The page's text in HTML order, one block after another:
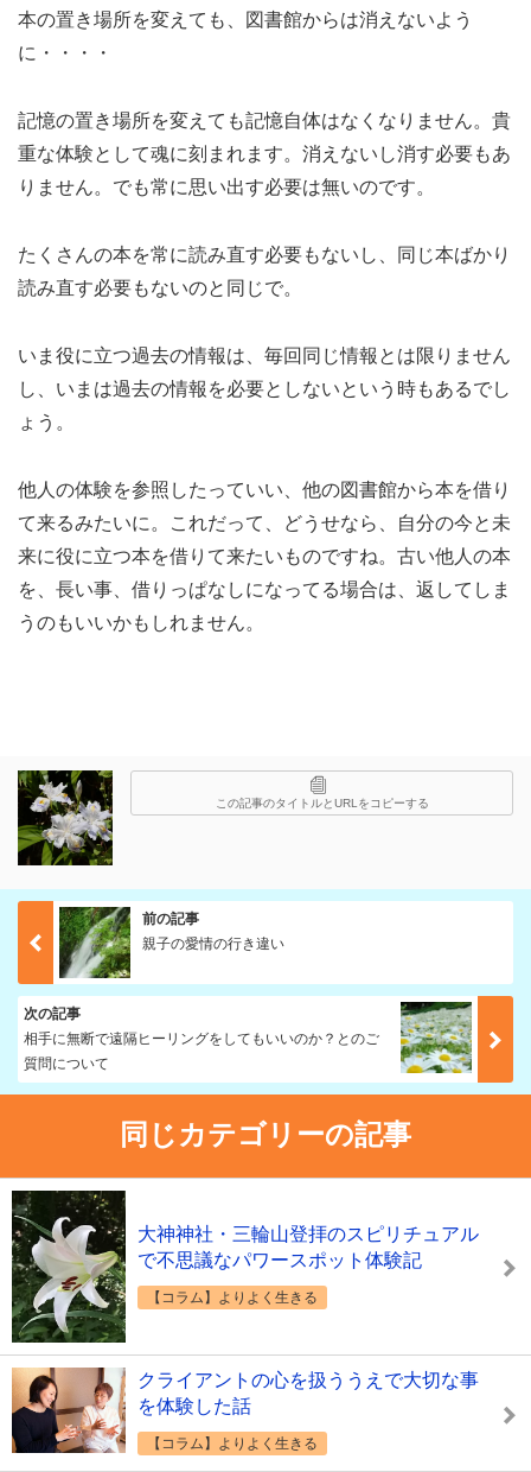
本の置き場所を変えても、図書館からは消えないよう
に・・・・
記憶の置き場所を変えても記憶自体はなくなりません。貴
重な体験として魂に刻まれます。消えないし消す必要もあ
りません。でも常に思い出す必要は無いのです。
たくさんの本を常に読み直す必要もないし、同じ本ばかり
読み直す必要もないのと同じで。
いま役に立つ過去の情報は、毎回同じ情報とは限りません
し、いまは過去の情報を必要としないという時もあるでし
ょう。
他人の体験を参照したっていい、他の図書館から本を借り
て来るみたいに。これだって、どうせなら、自分の今と未
来に役に立つ本を借りて来たいものですね。古い他人の本
を、長い事、借りっぱなしになってる場合は、返してしま
うのもいいかもしれません。
この記事のタイトルとURLをコピーする
前の記事
親子の愛情の行き違い
次の記事
相手に無断で遠隔ヒーリングをしてもいいのか？とのご
質問について
同じカテゴリーの記事
大神神社・三輪山登拝のスピリチュアル
で不思議なパワースポット体験記
【コラム】よりよく生きる
クライアントの心を扱ううえで大切な事
を体験した話
【コラム】よりよく生きる